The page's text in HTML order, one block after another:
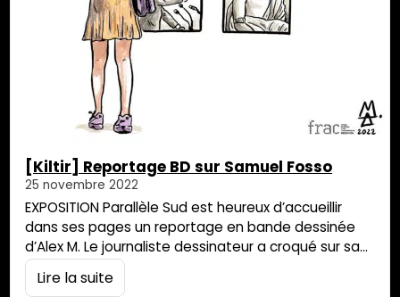
[Kiltir] Reportage BD sur Samuel Fosso
25 novembre 2022
EXPOSITION Parallèle Sud est heureux d’accueillir
dans ses pages un reportage en bande dessinée
d’Alex M. Le journaliste dessinateur a croqué sur sa
planche sa visite de l’exposition sur Samuel Fosso,
intitulée « Transitions ». Cette expo est visible
Lire la suite